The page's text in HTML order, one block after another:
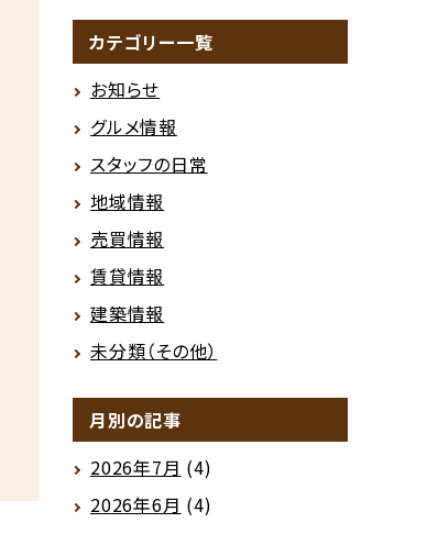
カテゴリー一覧
お知らせ
グルメ情報
スタッフの日常
地域情報
売買情報
賃貸情報
建築情報
未分類（その他）
月別の記事
2026年7月 (4)
2026年6月 (4)